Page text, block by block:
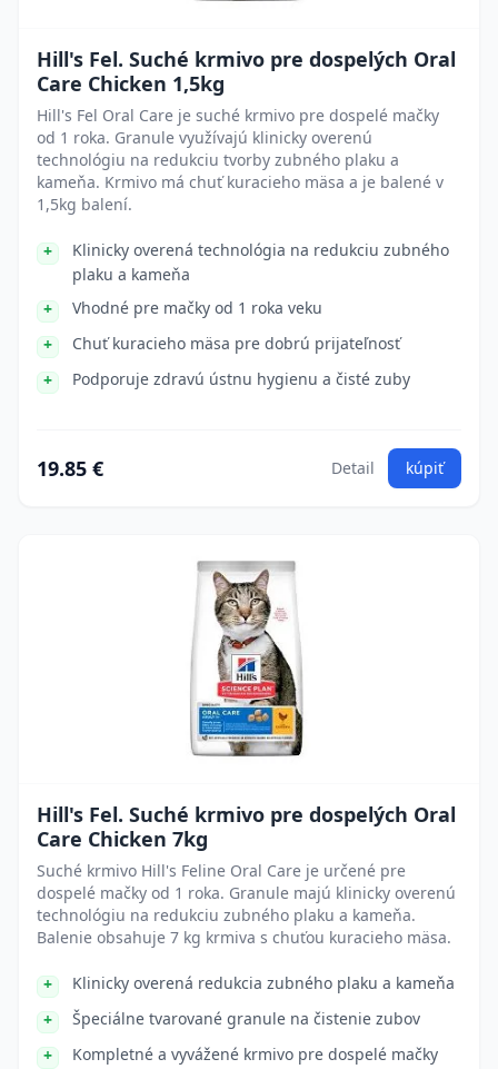
Hill's Fel. Suché krmivo pre dospelých Oral
Care Chicken 1,5kg
Hill's Fel Oral Care je suché krmivo pre dospelé mačky
od 1 roka. Granule využívajú klinicky overenú
technológiu na redukciu tvorby zubného plaku a
kameňa. Krmivo má chuť kuracieho mäsa a je balené v
1,5kg balení.
Klinicky overená technológia na redukciu zubného
plaku a kameňa
Vhodné pre mačky od 1 roka veku
Chuť kuracieho mäsa pre dobrú prijateľnosť
Podporuje zdravú ústnu hygienu a čisté zuby
19.85 € Detail kúpiť
Hill's Fel. Suché krmivo pre dospelých Oral
Care Chicken 7kg
Suché krmivo Hill's Feline Oral Care je určené pre
dospelé mačky od 1 roka. Granule majú klinicky overenú
technológiu na redukciu zubného plaku a kameňa.
Balenie obsahuje 7 kg krmiva s chuťou kuracieho mäsa.
Klinicky overená redukcia zubného plaku a kameňa
Špeciálne tvarované granule na čistenie zubov
Kompletné a vyvážené krmivo pre dospelé mačky